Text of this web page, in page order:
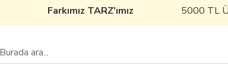
Farkımız TARZ'ımız5000 TL Üzeri